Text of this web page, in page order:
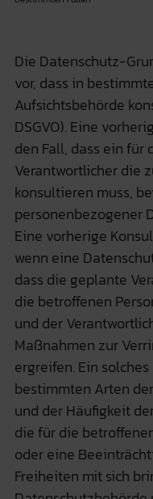
Die Datenschutz-
vor, dass in
Aufsichtsbehörde
DSGVO). Eine
den Fall, dass ein für
Verantwortlicher die
konsultieren muss,
personenbezogener
Eine vorherige
wenn eine
dass die geplante
die betroffenen
und der
Maßnahmen zur
ergreifen. Ein
bestimmten Arten
und der Häufigkeit
die für die
oder eine
Freiheiten mit sich